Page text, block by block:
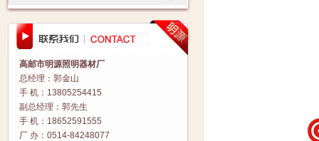
高邮市明源照明器材厂
总经理：郭金山
手 机：13805254415
副总经理：郭先生
手 机：18652591555
厂 办：0514-84248077